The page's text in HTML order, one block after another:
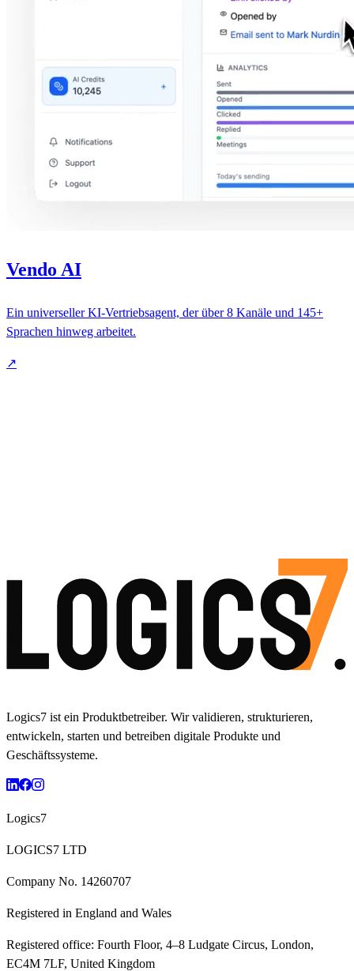
Vendo AI
Ein universeller KI-Vertriebsagent, der über 8 Kanäle und 145+
Sprachen hinweg arbeitet.
↗
Logics7 ist ein Produktbetreiber. Wir validieren, strukturieren,
entwickeln, starten und betreiben digitale Produkte und
Geschäftssysteme.
Logics7
LOGICS7 LTD
Company No. 14260707
Registered in England and Wales
Registered office: Fourth Floor, 4–8 Ludgate Circus, London,
EC4M 7LF, United Kingdom